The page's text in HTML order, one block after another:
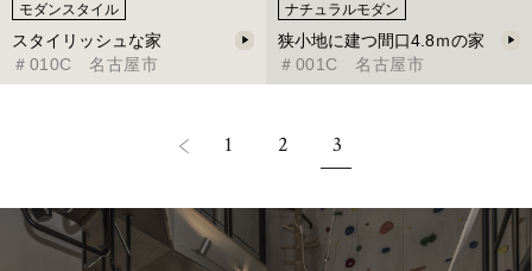
モダンスタイル
スタイリッシュな家
＃010C 名古屋市
ナチュラルモダン
狭小地に建つ間口4.8ｍの家
＃001C 名古屋市
1 2 3